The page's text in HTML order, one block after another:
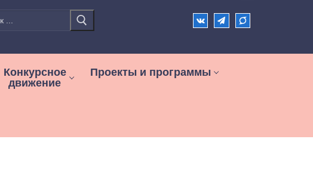
Конкурсное
движение
Проекты и программы